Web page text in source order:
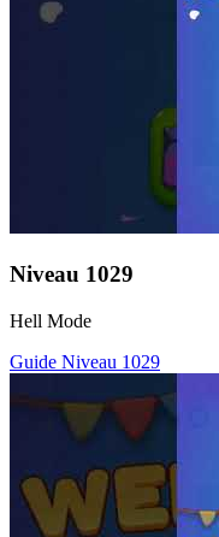
Niveau 1029
Hell Mode
Guide Niveau 1029